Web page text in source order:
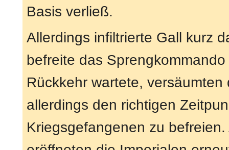
Basis verließ.
Allerdings infiltrierte Gall kurz
befreite das
Rückkehr wartete,
allerdings den richtigen
Kriegsgefangenen zu